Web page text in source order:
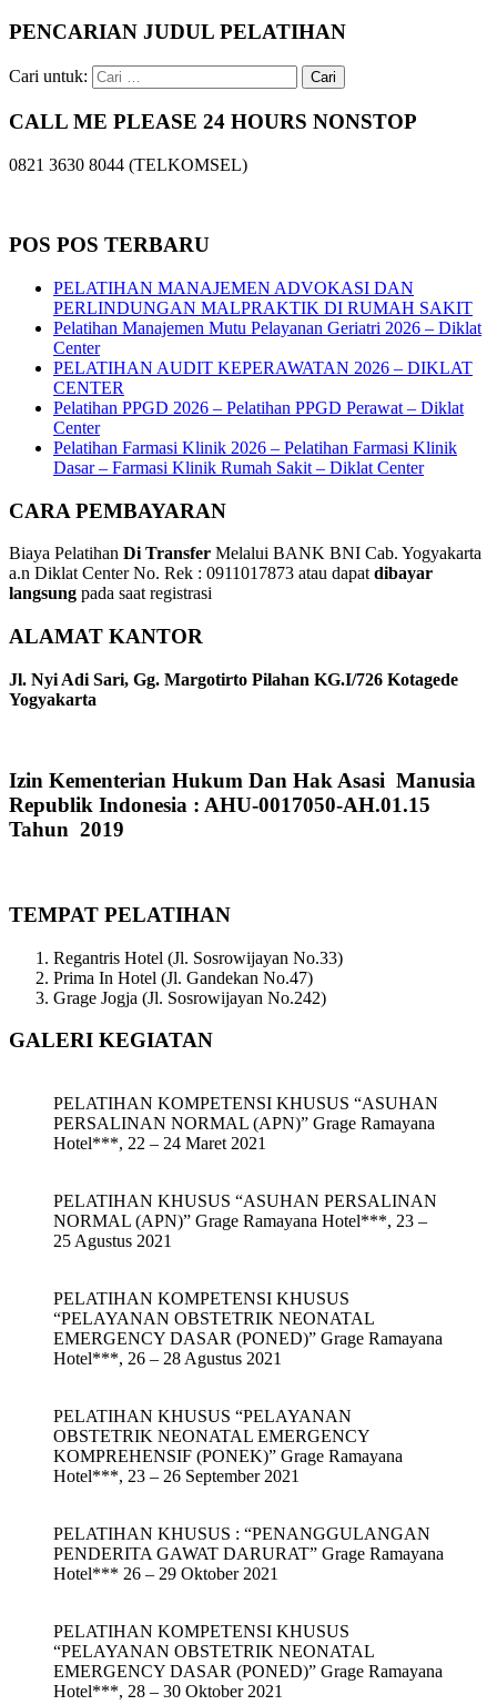
PENCARIAN JUDUL PELATIHAN
Cari untuk:
CALL ME PLEASE 24 HOURS NONSTOP
0821 3630 8044 (TELKOMSEL)
POS POS TERBARU
PELATIHAN MANAJEMEN ADVOKASI DAN
PERLINDUNGAN MALPRAKTIK DI RUMAH SAKIT
Pelatihan Manajemen Mutu Pelayanan Geriatri 2026 – Diklat
Center
PELATIHAN AUDIT KEPERAWATAN 2026 – DIKLAT
CENTER
Pelatihan PPGD 2026 – Pelatihan PPGD Perawat – Diklat
Center
Pelatihan Farmasi Klinik 2026 – Pelatihan Farmasi Klinik
Dasar – Farmasi Klinik Rumah Sakit – Diklat Center
CARA PEMBAYARAN
Biaya Pelatihan Di Transfer Melalui BANK BNI Cab. Yogyakarta
a.n Diklat Center No. Rek : 0911017873 atau dapatdibayar
langsung pada saat registrasi
ALAMAT KANTOR
Jl. Nyi Adi Sari, Gg. Margotirto Pilahan KG.I/726 Kotagede
Yogyakarta
Izin Kementerian Hukum Dan Hak Asasi Manusia
Republik Indonesia : AHU-0017050-AH.01.15
Tahun 2019
TEMPAT PELATIHAN
Regantris Hotel (Jl. Sosrowijayan No.33)
Prima In Hotel (Jl. Gandekan No.47)
Grage Jogja (Jl. Sosrowijayan No.242)
GALERI KEGIATAN
PELATIHAN KOMPETENSI KHUSUS “ASUHAN
PERSALINAN NORMAL (APN)” Grage Ramayana
Hotel***, 22 – 24 Maret 2021
PELATIHAN KHUSUS “ASUHAN PERSALINAN
NORMAL (APN)” Grage Ramayana Hotel***, 23 –
25 Agustus 2021
PELATIHAN KOMPETENSI KHUSUS
“PELAYANAN OBSTETRIK NEONATAL
EMERGENCY DASAR (PONED)” Grage Ramayana
Hotel***, 26 – 28 Agustus 2021
PELATIHAN KHUSUS “PELAYANAN
OBSTETRIK NEONATAL EMERGENCY
KOMPREHENSIF (PONEK)” Grage Ramayana
Hotel***, 23 – 26 September 2021
PELATIHAN KHUSUS : “PENANGGULANGAN
PENDERITA GAWAT DARURAT” Grage Ramayana
Hotel*** 26 – 29 Oktober 2021
PELATIHAN KOMPETENSI KHUSUS
“PELAYANAN OBSTETRIK NEONATAL
EMERGENCY DASAR (PONED)” Grage Ramayana
Hotel***, 28 – 30 Oktober 2021